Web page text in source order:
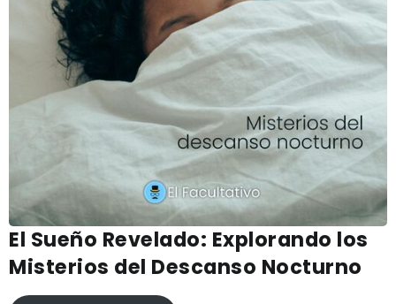
El Sueño Revelado: Explorando los
Misterios del Descanso Nocturno